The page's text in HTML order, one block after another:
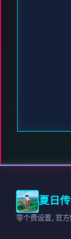
夏日
零个费设置,官